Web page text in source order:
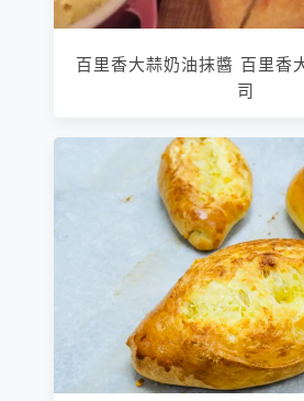
百里香大蒜奶油抹醬 百里香
司